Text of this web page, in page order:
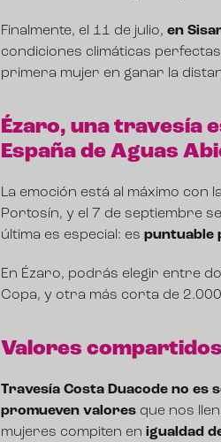
Finalmente, el 11 de julio, en
condiciones climáticas
primera mujer en ganar la
Ézaro, una travesía
España de Aguas
La emoción está al máximo con
Portosín, y el 7 de septiembre
última es especial: es puntuable
En Ézaro, podrás elegir entre
Copa, y otra más corta de
Valores
Travesía Costa Duacode no es
promueven valores que nos
mujeres compiten en igualdad